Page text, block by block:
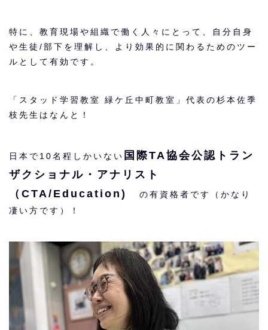
特に、教育現場や組織で働く人々にとって、自分自身
や生徒/部下を理解し、より効果的に関わるためのツー
ルとして有効です。
「スタッド学習教室 緑ケ丘中町教室」代表の杉本佐季
枝先生はなんと！
日本で10名程しかいない 国際TA協会公認トラン
ザクショナル・アナリスト
（CTA/Education)
の有資格者です（かなり
凄い方です）！